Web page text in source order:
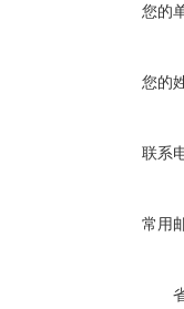
您的
您的
联系
常用